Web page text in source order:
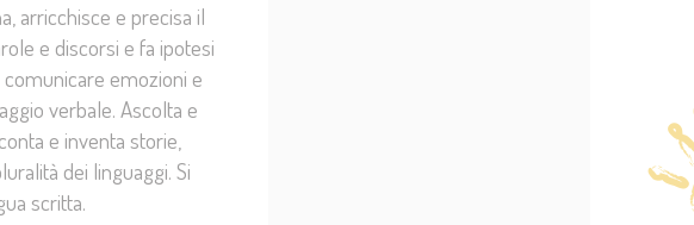
arricchisce e precisa il
e discorsi e fa ipotesi
emozioni e
verbale. Ascolta e
e inventa storie,
dei linguaggi. Si
scritta.